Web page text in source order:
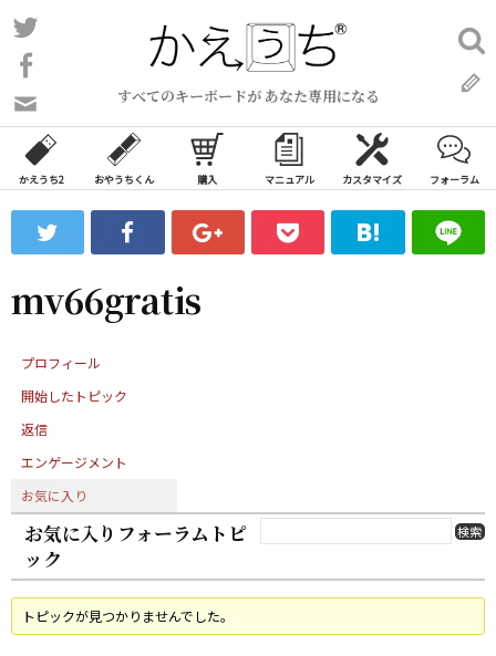
コ
ン
ン
ツ
ス
ッ
すべてのキーボードが あなた専用になる
い
合
わ
フ
ォ
ム
検
索:
かえうち2 おやうちくん 購入 マニュアル カスタマイズ フォーラム
mv66gratis
プロフィール
開始したトピック
返信
エンゲージメント
お気に入り
お気に入りフォーラムトピ
ック
トピックが見つかりませんでした。